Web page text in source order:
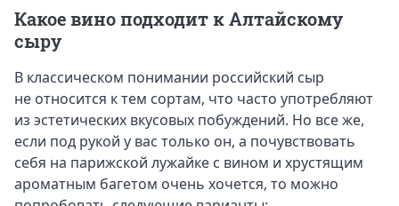
Какое вино подходит к Алтайскому
сыру
В классическом понимании российский сыр
не относится к тем сортам, что часто употребляют
из эстетических вкусовых побуждений. Но все же,
если под рукой у вас только он, а почувствовать
себя на парижской лужайке с вином и хрустящим
ароматным багетом очень хочется, то можно